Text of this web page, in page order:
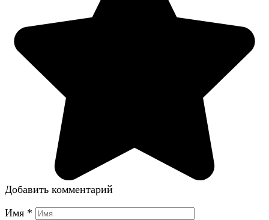
Добавить комментарий
Имя *